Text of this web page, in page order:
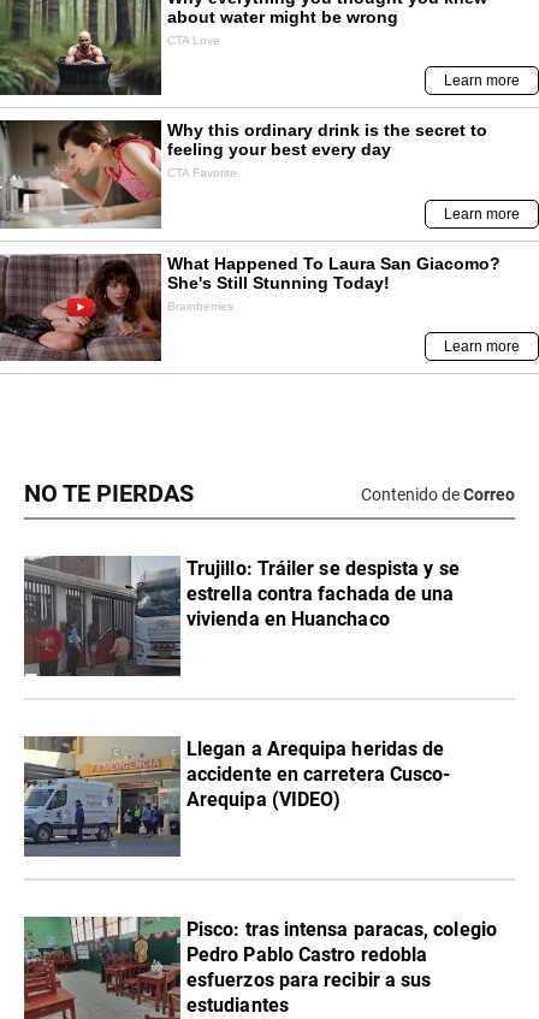
NO TE PIERDAS Contenido deCorreo
Trujillo: Tráiler se despista y se
estrella contra fachada de una
vivienda en Huanchaco
Llegan a Arequipa heridas de
accidente en carretera Cusco-
Arequipa (VIDEO)
Pisco: tras intensa paracas, colegio
Pedro Pablo Castro redobla
esfuerzos para recibir a sus
estudiantes